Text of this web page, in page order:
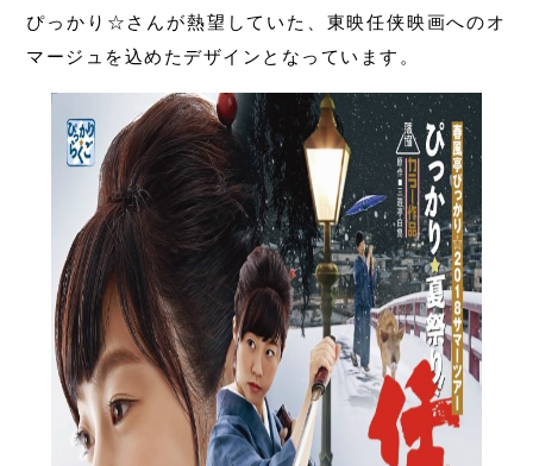
ぴっかり☆さんが熱望していた、東映任侠映画へのオ
マージュを込めたデザインとなっています。